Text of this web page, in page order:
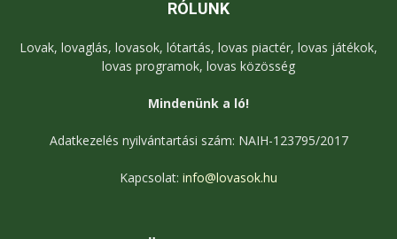
RÓLUNK
Lovak, lovaglás, lovasok, lótartás, lovas piactér, lovas játékok,
lovas programok, lovas közösség
Mindenünk a ló!
Adatkezelés nyilvántartási szám: NAIH-123795/2017
Kapcsolat: info@lovasok.hu